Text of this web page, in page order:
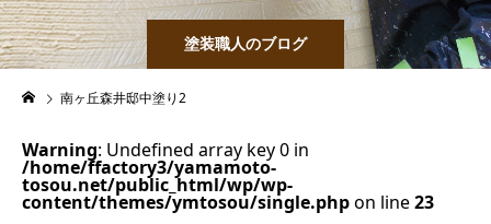
塗装職人のブログ
南ヶ丘森井邸中塗り2
Warning: Undefined array key 0 in
/home/ffactory3/yamamoto-
tosou.net/public_html/wp/wp-
content/themes/ymtosou/single.phpon line23